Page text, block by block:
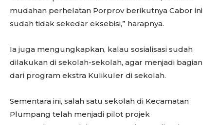
mudahan perhelatan Porprov berikutnya Cabor ini
sudah tidak sekedar eksebisi,” harapnya.
Ia juga mengungkapkan, kalau sosialisasi sudah
dilakukan di sekolah-sekolah, agar menjadi bagian
dari program ekstra Kulikuler di sekolah.
Sementara ini, salah satu sekolah di Kecamatan
Plumpang telah menjadi pilot projek